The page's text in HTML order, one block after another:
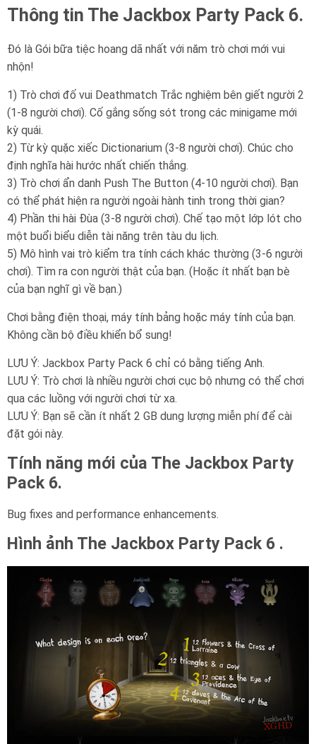
Thông tin The Jackbox Party Pack 6.
Đó là Gói bữa tiệc hoang dã nhất với năm trò chơi mới vui
nhộn!
1) Trò chơi đố vui Deathmatch Trắc nghiệm bên giết người 2
(1-8 người chơi). Cố gắng sống sót trong các minigame mới
kỳ quái.
2) Từ kỳ quặc xiếc Dictionarium (3-8 người chơi). Chúc cho
định nghĩa hài hước nhất chiến thắng.
3) Trò chơi ẩn danh Push The Button (4-10 người chơi). Bạn
có thể phát hiện ra người ngoài hành tinh trong thời gian?
4) Phần thi hài Đùa (3-8 người chơi). Chế tạo một lớp lót cho
một buổi biểu diễn tài năng trên tàu du lịch.
5) Mô hình vai trò kiểm tra tính cách khác thường (3-6 người
chơi). Tìm ra con người thật của bạn. (Hoặc ít nhất bạn bè
của bạn nghĩ gì về bạn.)
Chơi bằng điện thoại, máy tính bảng hoặc máy tính của bạn.
Không cần bộ điều khiển bổ sung!
LƯU Ý: Jackbox Party Pack 6 chỉ có bằng tiếng Anh.
LƯU Ý: Trò chơi là nhiều người chơi cục bộ nhưng có thể chơi
qua các luồng với người chơi từ xa.
LƯU Ý: Bạn sẽ cần ít nhất 2 GB dung lượng miễn phí để cài
đặt gói này.
Tính năng mới của The Jackbox Party
Pack 6.
Bug fixes and performance enhancements.
Hình ảnh The Jackbox Party Pack 6 .